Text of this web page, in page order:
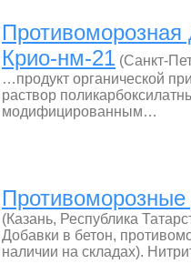
Противоморозная
Крио-нм-21 (Санкт-
…продукт органической
раствор
модифицированным…
(Казань, Республика
Добавки в бетон,
наличии на складах).